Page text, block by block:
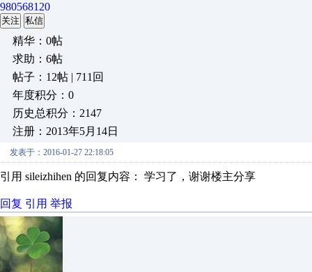
980568120
关注 私信
精华：0帖
求助：6帖
帖子：12帖 | 711回
年度积分：0
历史总积分：2147
注册：2013年5月14日
发表于：2016-01-27 22:18:05
引用 sileizhihen 的回复内容： 学习了，谢谢楼主分享
回复 引用 举报